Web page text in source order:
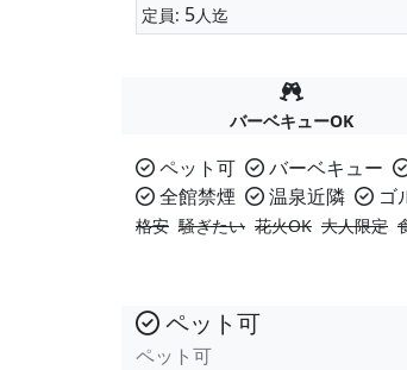
定員: 5人迄
バーベキューOK
ペット可 バーベキュー
全館禁煙
温泉近隣 ゴ
格安 騒ぎたい 花火OK 大人限定
ペット可
ペット可